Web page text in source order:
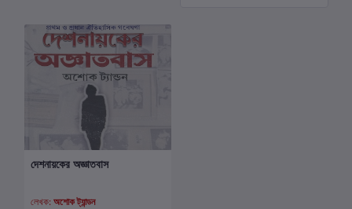
কার্টে যোগ করুন
দেশনায়কের অজ্ঞাতবাস
লেখক: অশোক ট্যান্ডন